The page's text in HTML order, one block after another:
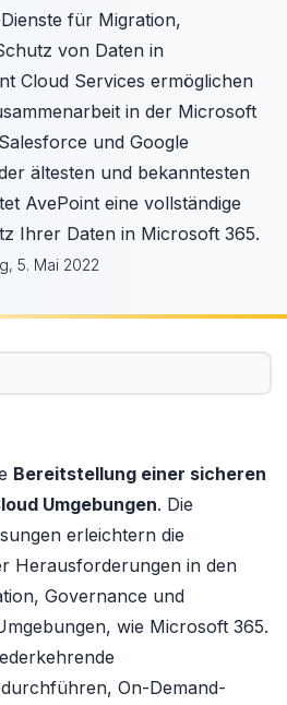
für Migration,
von Daten in
Cloud Services ermöglichen
in der Microsoft
und Google
ältesten und bekanntesten
AvePoint eine vollständige
Ihrer Daten in Microsoft 365.
5. Mai 2022
Bereitstellung einer sicheren
Umgebungen. Die
erleichtern die
Herausforderungen in den
Governance und
wie Microsoft 365.
On-Demand-